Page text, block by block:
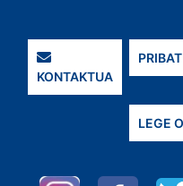
KONTAKTUA
LEGE